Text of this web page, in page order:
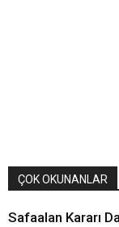
ÇOK OKUNANLAR
Safaalan Kararı